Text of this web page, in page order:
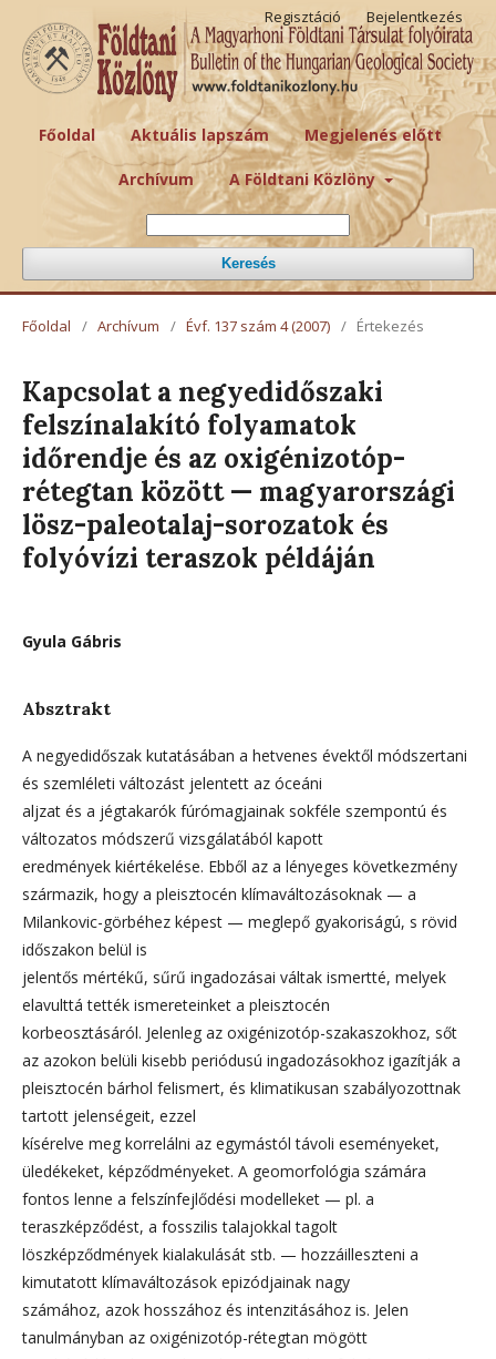
Főoldal Aktuális lapszám Megjelenés előtt
Archívum A Földtani Közlöny
Keresés
Regisztáció Bejelentkezés
Főoldal / Archívum / Évf. 137 szám 4 (2007) / Értekezés
Kapcsolat a negyedidőszaki
felszínalakító folyamatok
időrendje és az oxigénizotóp-
rétegtan között — magyarországi
lösz-paleotalaj-sorozatok és
folyóvízi teraszok példáján
Gyula Gábris
Absztrakt
A negyedidőszak kutatásában a hetvenes évektől módszertani
és szemléleti változást jelentett az óceáni
aljzat és a jégtakarók fúrómagjainak sokféle szempontú és
változatos módszerű vizsgálatából kapott
eredmények kiértékelése. Ebből az a lényeges következmény
származik, hogy a pleisztocén klímaváltozásoknak — a
Milankovic-görbéhez képest — meglepő gyakoriságú, s rövid
időszakon belül is
jelentős mértékű, sűrű ingadozásai váltak ismertté, melyek
elavulttá tették ismereteinket a pleisztocén
korbeosztásáról. Jelenleg az oxigénizotóp-szakaszokhoz, sőt
az azokon belüli kisebb periódusú ingadozásokhoz igazítják a
pleisztocén bárhol felismert, és klimatikusan szabályozottnak
tartott jelenségeit, ezzel
kísérelve meg korrelálni az egymástól távoli eseményeket,
üledékeket, képződményeket. A geomorfológia számára
fontos lenne a felszínfejlődési modelleket — pl. a
teraszképződést, a fosszilis talajokkal tagolt
löszképződmények kialakulását stb. — hozzáilleszteni a
kimutatott klímaváltozások epizódjainak nagy
számához, azok hosszához és intenzitásához is. Jelen
tanulmányban az oxigénizotóp-rétegtan mögött